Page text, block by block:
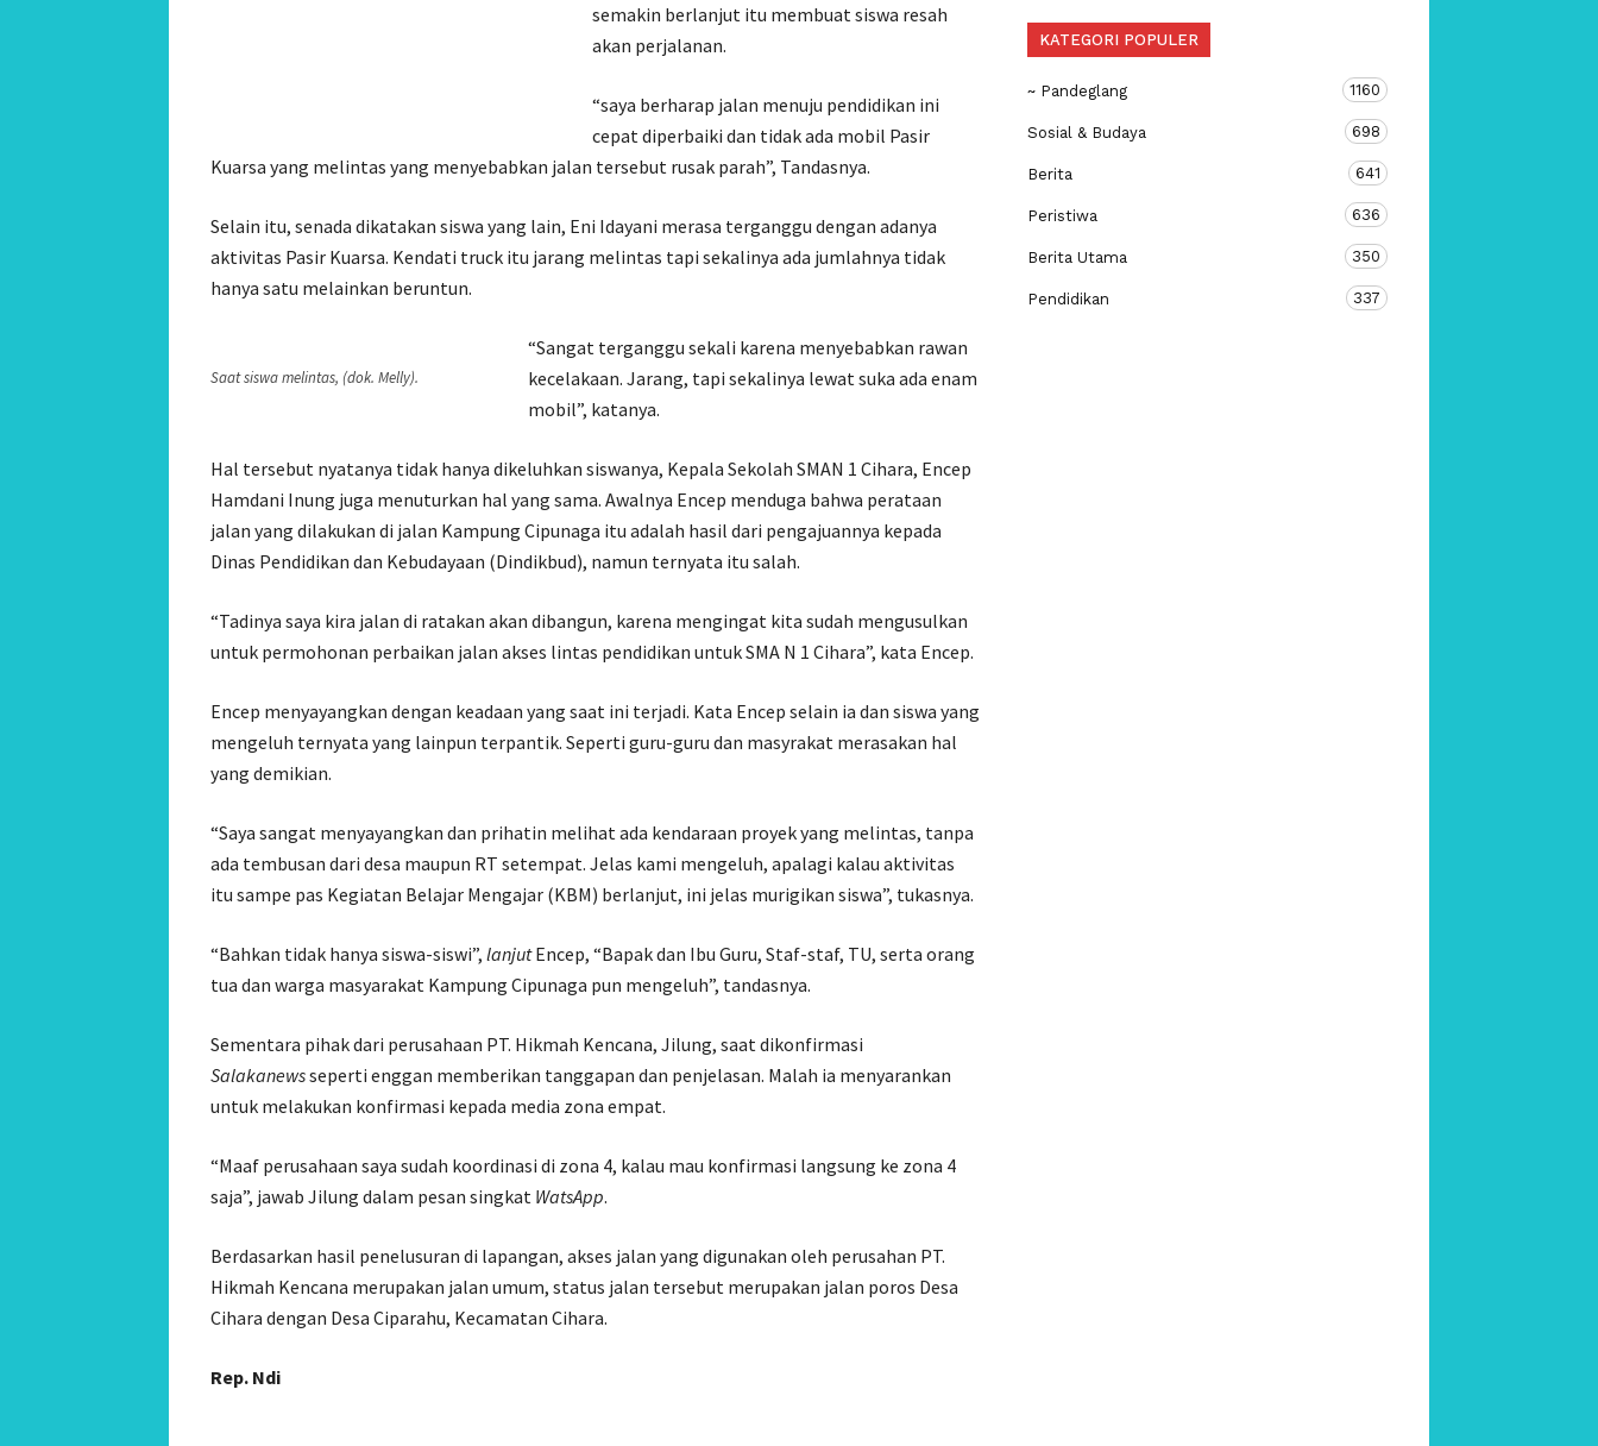
semakin berlanjut itu membuat siswa resah
akan perjalanan.
“saya berharap jalan menuju pendidikan ini
cepat diperbaiki dan tidak ada mobil Pasir
Kuarsa yang melintas yang menyebabkan jalan tersebut rusak parah”, Tandasnya.
Selain itu, senada dikatakan siswa yang lain, Eni Idayani merasa terganggu dengan adanya
aktivitas Pasir Kuarsa. Kendati truck itu jarang melintas tapi sekalinya ada jumlahnya tidak
hanya satu melainkan beruntun.
Saat siswa melintas, (dok. Melly).
“Sangat terganggu sekali karena menyebabkan rawan
kecelakaan. Jarang, tapi sekalinya lewat suka ada enam
mobil”, katanya.
Hal tersebut nyatanya tidak hanya dikeluhkan siswanya, Kepala Sekolah SMAN 1 Cihara, Encep
Hamdani Inung juga menuturkan hal yang sama. Awalnya Encep menduga bahwa perataan
jalan yang dilakukan di jalan Kampung Cipunaga itu adalah hasil dari pengajuannya kepada
Dinas Pendidikan dan Kebudayaan (Dindikbud), namun ternyata itu salah.
“Tadinya saya kira jalan di ratakan akan dibangun, karena mengingat kita sudah mengusulkan
untuk permohonan perbaikan jalan akses lintas pendidikan untuk SMA N 1 Cihara”, kata Encep.
Encep menyayangkan dengan keadaan yang saat ini terjadi. Kata Encep selain ia dan siswa yang
mengeluh ternyata yang lainpun terpantik. Seperti guru-guru dan masyrakat merasakan hal
yang demikian.
“Saya sangat menyayangkan dan prihatin melihat ada kendaraan proyek yang melintas, tanpa
ada tembusan dari desa maupun RT setempat. Jelas kami mengeluh, apalagi kalau aktivitas
itu sampe pas Kegiatan Belajar Mengajar (KBM) berlanjut, ini jelas murigikan siswa”, tukasnya.
“Bahkan tidak hanya siswa-siswi”, lanjutEncep, “Bapak dan Ibu Guru, Staf-staf, TU, serta orang
tua dan warga masyarakat Kampung Cipunaga pun mengeluh”, tandasnya.
Sementara pihak dari perusahaan PT. Hikmah Kencana, Jilung, saat dikonfirmasi
Salakanewsseperti enggan memberikan tanggapan dan penjelasan. Malah ia menyarankan
untuk melakukan konfirmasi kepada media zona empat.
“Maaf perusahaan saya sudah koordinasi di zona 4, kalau mau konfirmasi langsung ke zona 4
saja”, jawab Jilung dalam pesan singkat WatsApp.
Berdasarkan hasil penelusuran di lapangan, akses jalan yang digunakan oleh perusahan PT.
Hikmah Kencana merupakan jalan umum, status jalan tersebut merupakan jalan poros Desa
Cihara dengan Desa Ciparahu, Kecamatan Cihara.
Rep. Ndi
KATEGORI POPULER
~ Pandeglang 1160
Sosial & Budaya 698
Berita 641
Peristiwa 636
Berita Utama 350
Pendidikan 337